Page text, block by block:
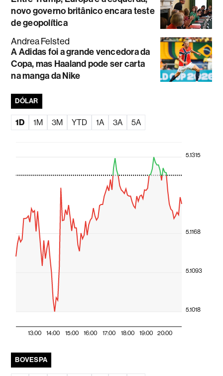
novo governo britânico encara teste
de geopolítica
Andrea Felsted
A Adidas foi a grande vencedora da
Copa, mas Haaland pode ser carta
na manga da Nike
DÓLAR
1D 1M 3M YTD 1A 3A 5A
13:00 14:00 15:00 16:00 17:00 18:00 19:00 20:00
5.1018
5.1093
5.1168
5.1315
BOVESPA